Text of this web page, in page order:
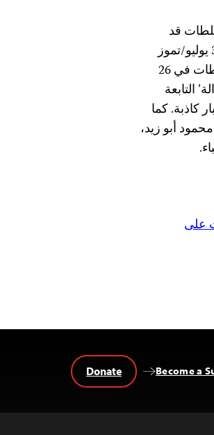
قد
اعتقلت الصحفي محمود عبد النبي، مراسل الموقع الإخباري الناقد ‘رصد’ في 3 يوليو/تموز
بينما كان يغطي مصادمات في الإسكندرية، وفقاً لتقارير الأنباء. واعتقلت السلطات في 26
التابعة
كاذبة. كما
أبو زيد،
على
Become a
Donate